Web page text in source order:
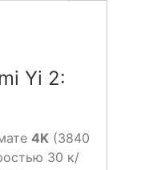
Yi 2:
4K (3840
30 к/